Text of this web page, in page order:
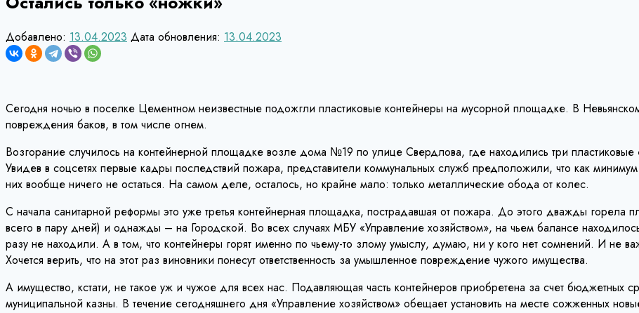
Добавлено: 13.04.2023 Дата обновления: 13.04.2023
Сегодня ночью в поселке Цементном неизвестные подожгли пластиковые контейнеры на мусорной площадке. В
повреждения баков, в том числе огнем.
Возгорание случилось на контейнерной площадке возле дома №19 по улице Свердлова, где находились три
Увидев в соцсетях первые кадры последствий пожара, представители коммунальных служб предположили, что как
них вообще ничего не остаться. На самом деле, осталось, но крайне мало: только металлические обода от колес.
С начала санитарной реформы это уже третья контейнерная площадка, пострадавшая от пожара. До этого дважды
всего в пару дней) и однажды – на Городской. Во всех случаях МБУ «Управление хозяйством», на чьем балансе
разу не находили. А в том, что контейнеры горят именно по чьему-то злому умыслу, думаю, ни у кого нет сомнений. И не
Хочется верить, что на этот раз виновники понесут ответственность за умышленное повреждение чужого имущества.
А имущество, кстати, не такое уж и чужое для всех нас. Подавляющая часть контейнеров приобретена за счет бюджетных
муниципальной казны. В течение сегодняшнего дня «Управление хозяйством» обещает установить на месте сожженных